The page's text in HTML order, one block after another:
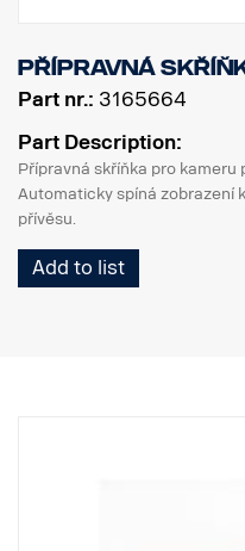
přípravná
Part nr.: 3165664
Part Description:
Přípravná skříňka pro kameru
Automaticky spíná zobrazení
přívěsu.
Add to list